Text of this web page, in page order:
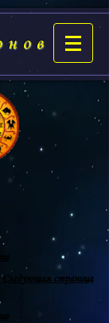
Следующая страница